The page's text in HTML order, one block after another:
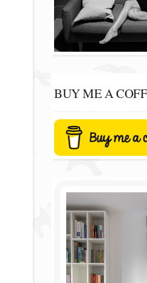
BUY ME A